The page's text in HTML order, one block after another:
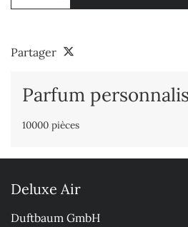
Partager
Parfum
10000 pièces
Deluxe Air
Duftbaum GmbH